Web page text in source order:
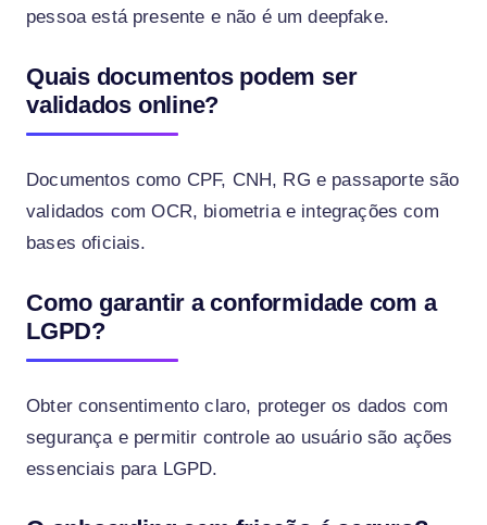
pessoa está presente e não é um deepfake.
Quais documentos podem ser
validados online?
Documentos como CPF, CNH, RG e passaporte são
validados com OCR, biometria e integrações com
bases oficiais.
Como garantir a conformidade com a
LGPD?
Obter consentimento claro, proteger os dados com
segurança e permitir controle ao usuário são ações
essenciais para LGPD.